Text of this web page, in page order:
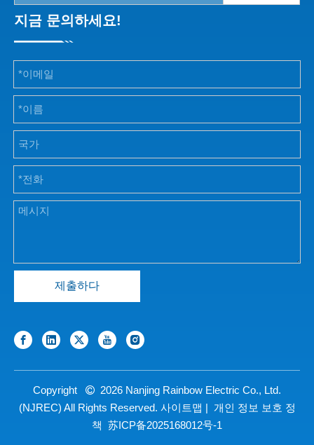
지금 문의하세요!
제출하다
Copyright  2026 Nanjing Rainbow Electric Co., Ltd.
(NJREC) All Rights Reserved. 사이트맵 | 개인 정보 보호 정
책 苏ICP备2025168012号-1